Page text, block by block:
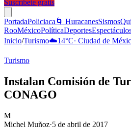
Suscríbete gratis
PortadaPoliciaca 🌀 HuracanesSismos
RooMéxicoPolíticaDeportes
Inicio/Turismo☁️14°C· Ciudad de
Turismo
Instalan Comisión de
CONAGO
M
Michel Muñoz·5 de abril de 2017